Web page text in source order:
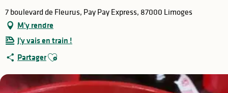
7 boulevard de Fleurus, Pay Pay Express, 87000 Limoges
M'y rendre
J'y vais en train !
PartagerAjouter aux favoris